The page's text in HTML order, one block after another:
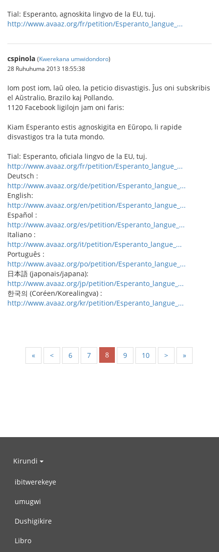
Tial: Esperanto, agnoskita lingvo de la EU, tuj.
http://www.avaaz.org/fr/petition/Esperanto_langue_...
cspinola (Kwerekana umwidondoro)
28 Ruhuhuma 2013 18:55:38
Iom post iom, laŭ oleo, la peticio disvastigis. Ĵus oni subskribis
el Aŭstralio, Brazilo kaj Pollando.
1120 Facebook ligilojn jam oni faris:
Kiam Esperanto estis agnoskigita en Eŭropo, li rapide
disvastigos tra la tuta mondo.
Tial: Esperanto, oficiala lingvo de la EU, tuj.
http://www.avaaz.org/fr/petition/Esperanto_langue_...
Deutsch :
http://www.avaaz.org/de/petition/Esperanto_langue_...
English:
http://www.avaaz.org/en/petition/Esperanto_langue_...
Español :
http://www.avaaz.org/es/petition/Esperanto_langue_...
Italiano :
http://www.avaaz.org/it/petition/Esperanto_langue_...
Português :
http://www.avaaz.org/po/petition/Esperanto_langue_...
日本語 (japonais/japana):
http://www.avaaz.org/jp/petition/Esperanto_langue_...
한국의 (Coréen/Korealingva) :
http://www.avaaz.org/kr/petition/Esperanto_langue_...
« < 6 7 8 9 10 > »
Kirundi
ibitwerekeye
umugwi
Dushigikire
Libro